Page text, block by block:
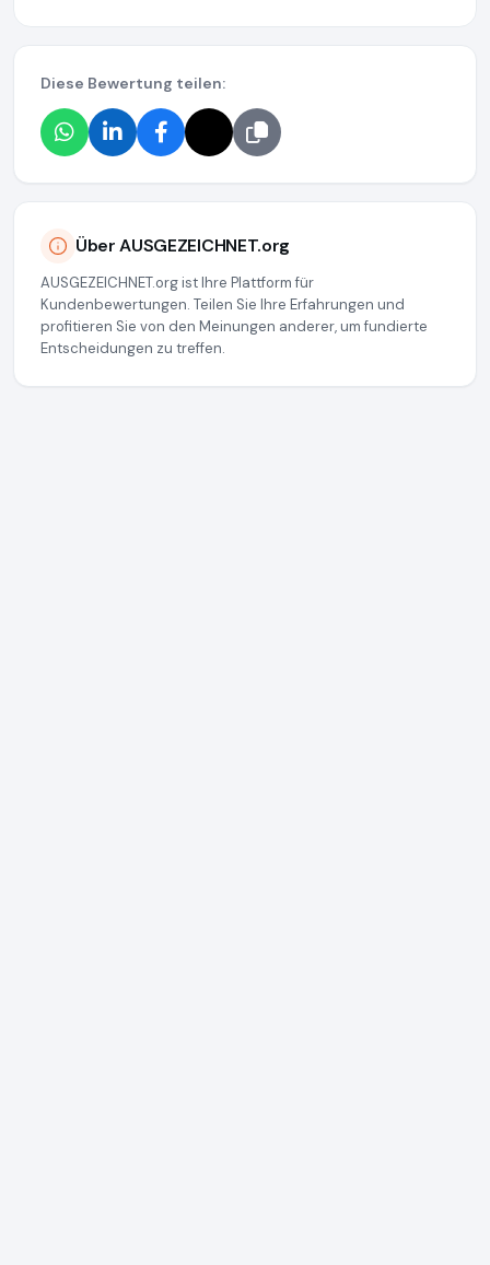
Diese Bewertung teilen:
Über AUSGEZEICHNET.org
AUSGEZEICHNET.org ist Ihre Plattform für
Kundenbewertungen. Teilen Sie Ihre Erfahrungen und
profitieren Sie von den Meinungen anderer, um fundierte
Entscheidungen zu treffen.